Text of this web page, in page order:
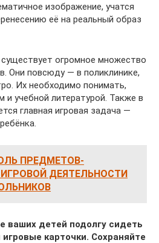
изображение, учатся
её на реальный образ
огромное множество
Они повсюду — в поликлинике,
Их необходимо понимать,
учебной литературой. Также в
главная игровая задача —
ПРЕДМЕТОВ-
ДЕЯТЕЛЬНОСТИ
ваших детей подолгу сидеть
карточки. Сохраняйте